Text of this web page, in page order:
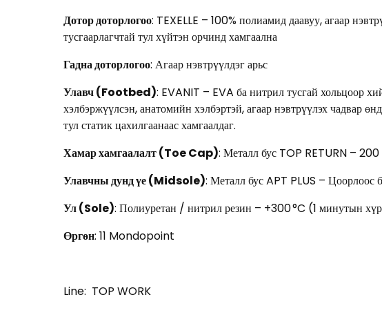
Дотор доторлогоо: TEXELLE – 100% полиамид даавуу, агаар
тусгаарлагчтай тул хүйтэн орчинд хамгаална
Гадна доторлогоо: Агаар нэвтрүүлдэг арьс
Улавч (Footbed): EVANIT – EVA ба нитрил тусгай хольцоор
хэлбэржүүлсэн, анатомийн хэлбэртэй, агаар нэвтрүүлэх чадвар
тул статик цахилгаанаас хамгаалдаг.
Хамар хамгаалалт (Toe Cap): Металл бус TOP RETURN –
Улавчны дунд үе (Midsole): Металл бус APT PLUS – Цоорлоос
Ул (Sole): Полиуретан / нитрил резин – +300 °C (1 минутын
Өргөн: 11 Mondopoint
Line: TOP WORK